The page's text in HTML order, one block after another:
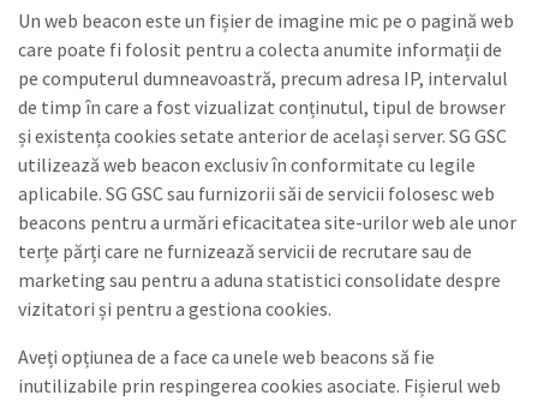
Un web beacon este un fișier de imagine mic pe o pagină web
care poate fi folosit pentru a colecta anumite informații de
pe computerul dumneavoastră, precum adresa IP, intervalul
de timp în care a fost vizualizat conținutul, tipul de browser
și existența cookies setate anterior de același server. SG GSC
utilizează web beacon exclusiv în conformitate cu legile
aplicabile. SG GSC sau furnizorii săi de servicii folosesc web
beacons pentru a urmări eficacitatea site-urilor web ale unor
terțe părți care ne furnizează servicii de recrutare sau de
marketing sau pentru a aduna statistici consolidate despre
vizitatori și pentru a gestiona cookies.
Aveți opțiunea de a face ca unele web beacons să fie
inutilizabile prin respingerea cookies asociate. Fișierul web